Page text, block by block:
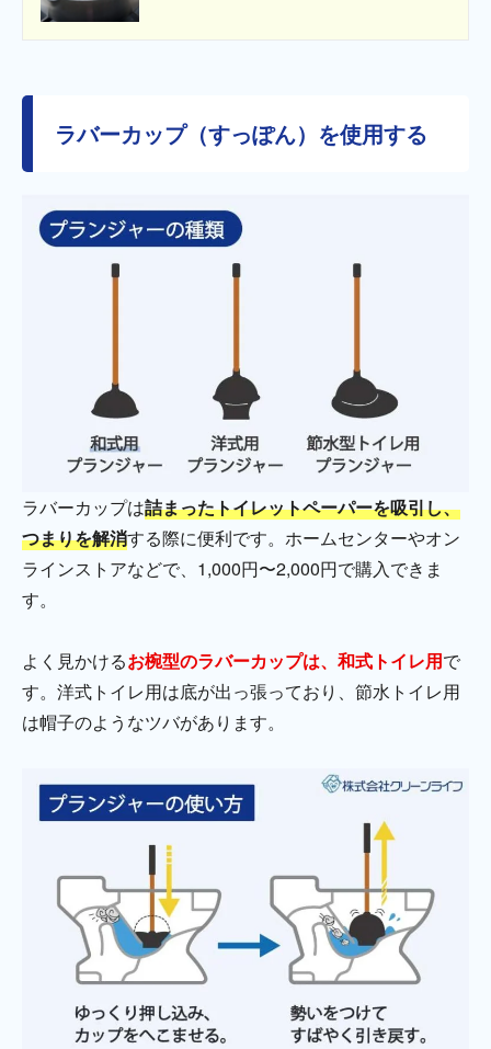
ラバーカップ（すっぽん）を使用する
ラバーカップは詰まったトイレットペーパーを吸引し、
つまりを解消する際に便利です。ホームセンターやオン
ラインストアなどで、1,000円〜2,000円で購入できま
す。
よく見かけるお椀型のラバーカップは、和式トイレ用で
す。洋式トイレ用は底が出っ張っており、節水トイレ用
は帽子のようなツバがあります。